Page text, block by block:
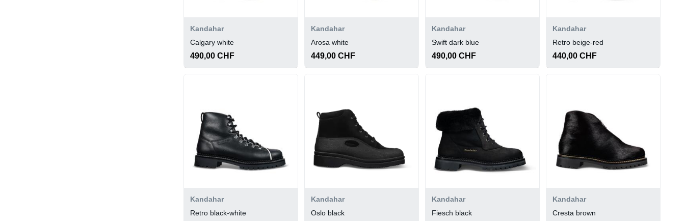
Kandahar
Calgary white
490,00 CHF
Kandahar
Arosa white
449,00 CHF
Kandahar
Swift dark blue
490,00 CHF
Kandahar
Retro beige-red
440,00 CHF
Kandahar
Retro black-white
Kandahar
Oslo black
Kandahar
Fiesch black
Kandahar
Cresta brown